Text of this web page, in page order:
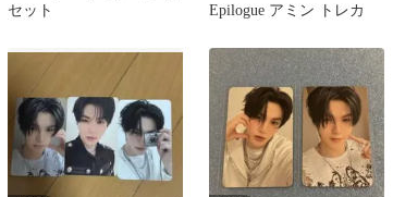
セット
Epilogue アミン トレカ